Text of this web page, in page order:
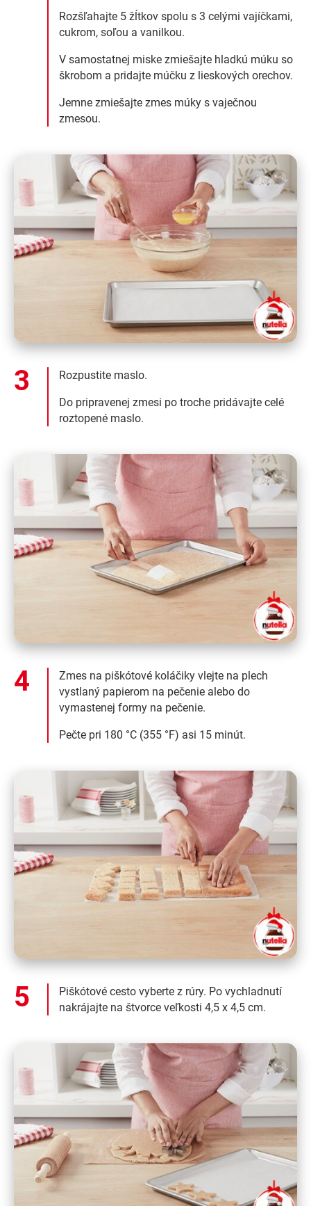
Rozšľahajte 5 žĺtkov spolu s 3 celými vajíčkami,
cukrom, soľou a vanilkou.
V samostatnej miske zmiešajte hladkú múku so
škrobom a pridajte múčku z lieskových orechov.
Jemne zmiešajte zmes múky s vaječnou
zmesou.
Rozpustite maslo.
Do pripravenej zmesi po troche pridávajte celé
roztopené maslo.
Zmes na piškótové koláčiky vlejte na plech
vystlaný papierom na pečenie alebo do
vymastenej formy na pečenie.
Pečte pri 180 °C (355 °F) asi 15 minút.
Piškótové cesto vyberte z rúry. Po vychladnutí
nakrájajte na štvorce veľkosti 4,5 x 4,5 cm.